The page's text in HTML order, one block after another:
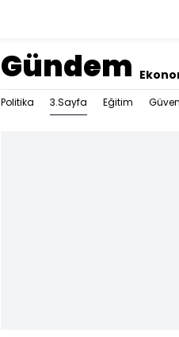
Gündem
Politika 3.Sayfa Eğitim